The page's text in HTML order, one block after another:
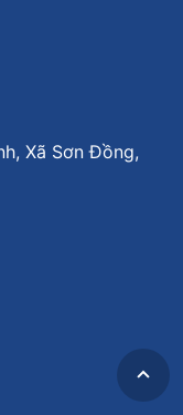
Xã Sơn Đồng,